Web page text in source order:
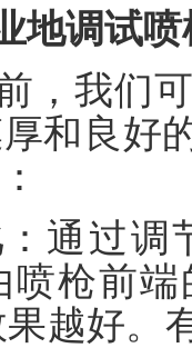
地调试喷
，我们
和良好
：通过
喷枪前
越好。